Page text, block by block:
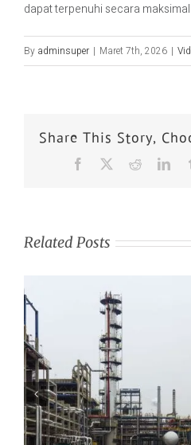
dapat terpenuhi secara maksimal.
By adminsuper | Maret 7th, 2026 |
Share This Story,
Related Posts